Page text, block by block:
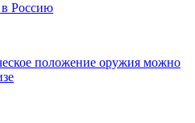
Россию
положение оружия можно